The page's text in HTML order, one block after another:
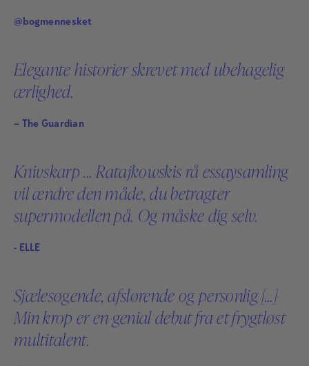
flere film blandt andet David Finchers Gone Girl.
modefirmaer. Hendes essay fra 2020 i tidsskriftet
New York, ‘Buying myself back’, blev hyldet som en
@bogmennesket
Elegante historier skrevet med ubehagelig
ærlighed.
– The Guardian
Knivskarp ... Ratajkowskis rå essaysamling
vil ændre den måde, du betragter
supermodellen på. Og måske dig selv.
- ELLE
Sjælesøgende, afslørende og personlig […]
Min krop er en genial debut fra et frygtløst
multitalent.